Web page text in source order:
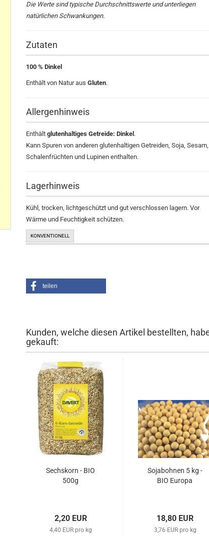
Die Werte sind typische Durchschnittswerte und unterliegen
natürlichen Schwankungen.
Zutaten
100 % Dinkel
Enthält von Natur ausGluten.
Allergenhinweis
Enthältglutenhaltiges Getreide: Dinkel .
Kann Spuren von anderen glutenhaltigen Getreiden, Soja, Sesam,
Schalenfrüchten und Lupinen enthalten.
Lagerhinweis
Kühl, trocken, lichtgeschützt und gut verschlossen lagern. Vor
Wärme und Feuchtigkeit schützen.
KONVENTIONELL
teilen
Kunden, welche diesen Artikel bestellten,
gekauft:
Sechskorn - BIO
500g
2,20 EUR
4,40 EUR pro kg
Sojabohnen 5 kg -
BIO Europa
18,80 EUR
3,76 EUR pro kg